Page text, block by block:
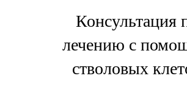
Консультация
лечению с
стволовых